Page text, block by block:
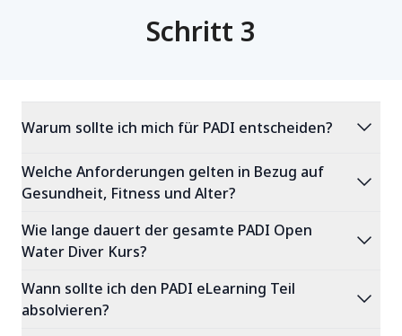
Schritt 3
Warum sollte ich mich für PADI entscheiden? expand_more
Welche Anforderungen gelten in Bezug auf
Gesundheit, Fitness und Alter?
expand_more
Wie lange dauert der gesamte PADI Open
Water Diver Kurs?
expand_more
Wann sollte ich den PADI eLearning Teil
absolvieren?
expand_more